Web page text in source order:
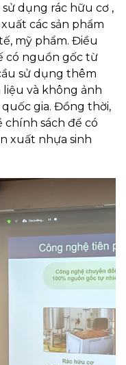
dụng rác hữu cơ ,
các sản phẩm
mỹ phẩm. Điều
có nguồn gốc từ
sử dụng thêm
và không ảnh
gia. Đồng thời,
chính sách để có
xuất nhựa sinh